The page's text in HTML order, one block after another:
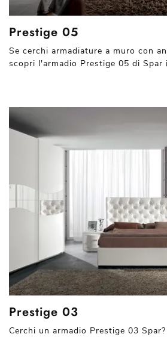
Prestige 05
Se cerchi armadiature a muro con
scopri l'armadio Prestige 05 di Spar
Prestige 03
Cerchi un armadio Prestige 03